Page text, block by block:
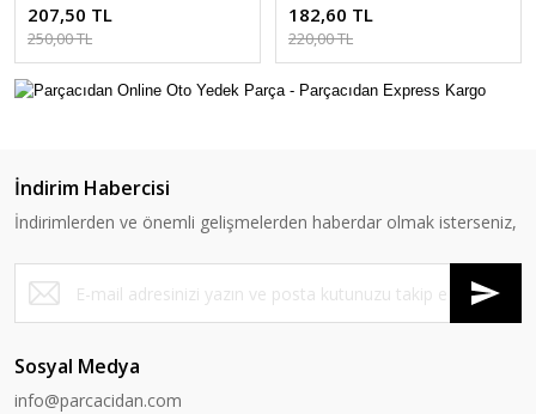
207,50 TL
250,00 TL
Filtresi [16546-V0100]
182,60 TL
220,00 TL
İndirim Habercisi
İndirimlerden ve önemli gelişmelerden haberdar olmak isterseniz,
Sosyal Medya
info@parcacidan.com